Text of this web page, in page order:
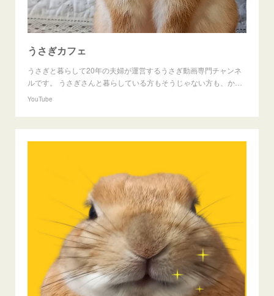
うさぎカフェ
うさぎと暮らして20年の夫婦が運営するうさぎ動画専門チャンネ
ルです。 うさぎさんと暮らしている方もそうじゃない方も、か…
YouTube